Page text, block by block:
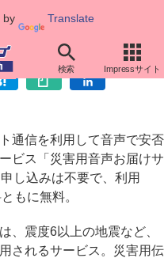
by Translate
検索 Impressサイト
の提供を開始
通信を利用して音声で安否
ビス「災害用音声お届けサ
し込みは不要で、利用
もに無料。
震度6以上の地震など、
されるサービス。災害用伝